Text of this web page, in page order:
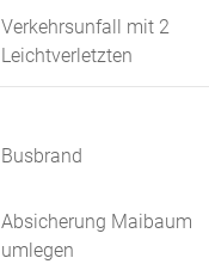
Verkehrsunfall mit 2
Leichtverletzten
Busbrand
Absicherung Maibaum
umlegen